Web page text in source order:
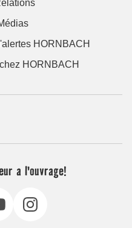
HORNBACH
HORNBACH
a l'ouvrage!